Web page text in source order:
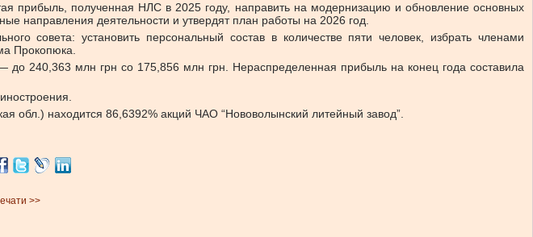
прибыль, полученная НЛС в 2025 году, направить на модернизацию и обновление основных
направления деятельности и утвердят план работы на 2026 год.
совета: установить персональный состав в количестве пяти человек, избрать членами
Прокопюка.
240,363 млн грн со 175,856 млн грн. Нераспределенная прибыль на конец года составила
обл.) находится 86,6392% акций ЧАО “Нововолынский литейный завод”.
>>